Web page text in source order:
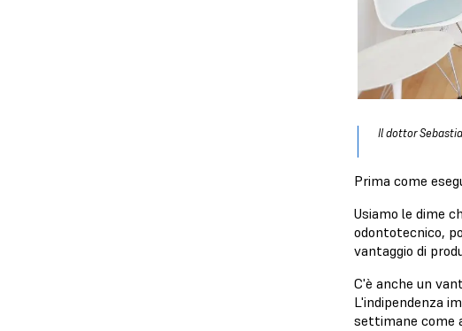
Il dottor
Prima come
Usiamo le dime
odontotecnico,
vantaggio di
C'è anche un
L'indipendenza
settimane come